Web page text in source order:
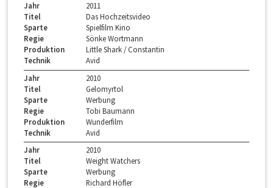
Jahr
2011
Titel
Das Hochzeitsvideo
Sparte
Spielfilm Kino
Regie
Sönke Wortmann
Produktion
Little Shark / Constantin
Technik
Avid
Jahr
2010
Titel
Gelomyrtol
Sparte
Werbung
Regie
Tobi Baumann
Produktion
Wunderfilm
Technik
Avid
Jahr
2010
Titel
Weight Watchers
Sparte
Werbung
Regie
Richard Höfler